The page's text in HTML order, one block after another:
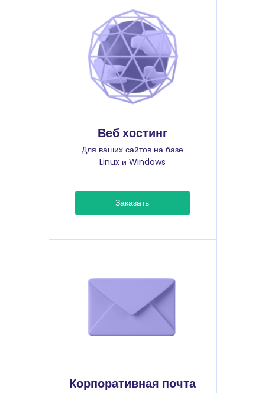
Веб хостинг
Для ваших сайтов на базе
Linux и Windows
Заказать
Корпоративная почта